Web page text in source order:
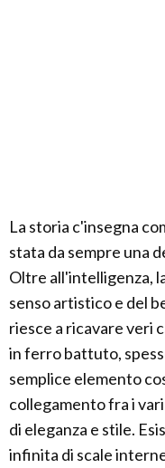
La storia c'insegna
stata da sempre una
Oltre all'intelligenza,
senso artistico e del
riesce a ricavare veri
in ferro battuto,
semplice elemento
collegamento fra i
di eleganza e stile.
infinita di scale